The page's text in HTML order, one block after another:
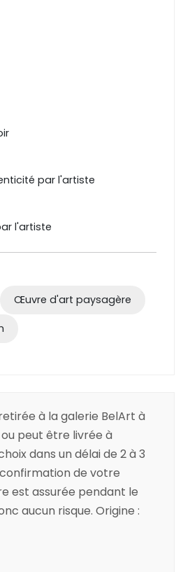
par l'artiste
l'artiste
Œuvre d'art paysagère
à la galerie BelArt à
ou peut être livrée à
dans un délai de 2 à 3
de votre
est assurée pendant le
aucun risque. Origine :